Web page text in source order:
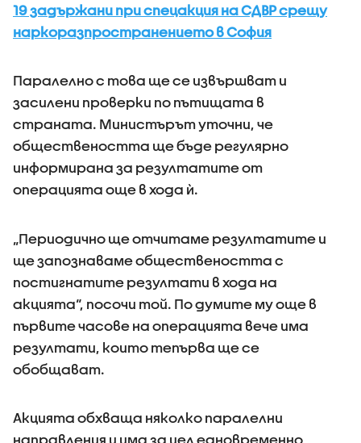
19 задържани при спецакция на СДВР срещу
наркоразпространението в София
Паралелно с това ще се извършват и
засилени проверки по пътищата в
страната. Министърът уточни, че
обществеността ще бъде регулярно
информирана за резултатите от
операцията още в хода ѝ.
„Периодично ще отчитаме резултатите и
ще запознаваме обществеността с
постигнатите резултати в хода на
акцията“, посочи той. По думите му още в
първите часове на операцията вече има
резултати, които тепърва ще се
обобщават.
Акцията обхваща няколко паралелни
направления и има за цел едновременно